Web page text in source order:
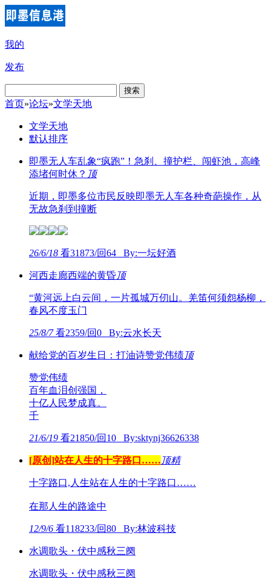
我的
发布
搜索
首页»论坛»文学天地
文学天地
默认排序
即墨无人车乱象“疯跑”！急刹、撞护栏、闯虾池，高峰
添堵何时休？ 顶
近期，即墨多位市民反映即墨无人车各种奇葩操作，从
无故急刹到撞断
26/6/18 看31873/回64 By:一坛好酒
河西走廊西端的黄昏顶
“黄河远上白云间，一片孤城万仞山。羌笛何须怨杨柳，
春风不度玉门
25/8/7看2359/回0 By:云水长天
献给党的百岁生日：打油诗赞党伟绩顶
赞党伟绩
百年血泪创强国，
十亿人民梦成真。
千
21/6/19 看21850/回10 By:sktynj36626338
[原创]站在人生的十字路口…… 顶精
十字路口,人生站在人生的十字路口……
在那人生的路途中
12/9/6 看118233/回80 By:林波科技
水调歌头・伏中感秋三阕
水调歌头・伏中感秋三阕